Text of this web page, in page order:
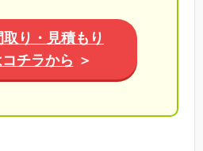
り・見積もり
チラから ＞